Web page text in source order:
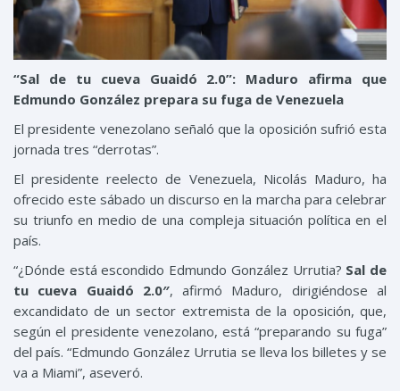
“Sal de tu cueva Guaidó 2.0”: Maduro afirma que
Edmundo González prepara su fuga de Venezuela
El presidente venezolano señaló que la oposición sufrió esta
jornada tres “derrotas”.
El presidente reelecto de Venezuela, Nicolás Maduro, ha
ofrecido este sábado un discurso en la marcha para celebrar
su triunfo en medio de una compleja situación política en el
país.
“¿Dónde está escondido Edmundo González Urrutia? Sal de
tu cueva Guaidó 2.0″, afirmó Maduro, dirigiéndose al
excandidato de un sector extremista de la oposición, que,
según el presidente venezolano, está “preparando su fuga”
del país. “Edmundo González Urrutia se lleva los billetes y se
va a Miami”, aseveró.